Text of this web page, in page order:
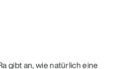
gibt an, wie natürlich eine